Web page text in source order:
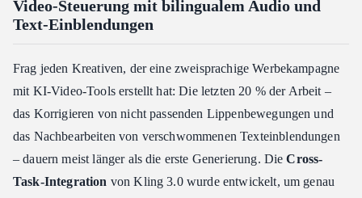
Video-Steuerung mit bilingualem Audio und
Text-Einblendungen
Frag jeden Kreativen, der eine zweisprachige Werbekampagne
mit KI-Video-Tools erstellt hat: Die letzten 20 % der Arbeit –
das Korrigieren von nicht passenden Lippenbewegungen und
das Nachbearbeiten von verschwommenen Texteinblendungen
– dauern meist länger als die erste Generierung. DieCross-
Task-Integration von Kling 3.0 wurde entwickelt, um genau